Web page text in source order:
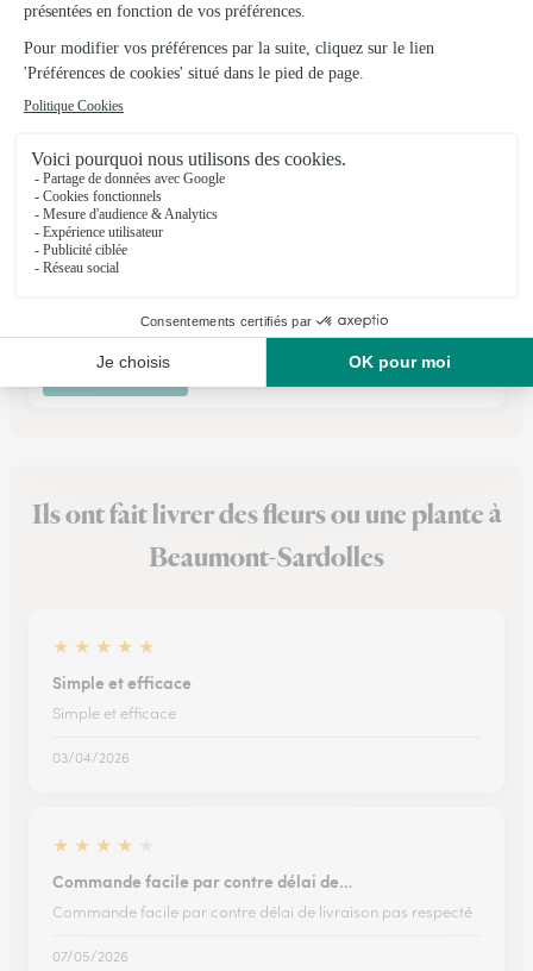
Atelier 2 Maude
2 place de la halle
Ils ont fait livrer des fleurs ou une plante à
Beaumont-Sardolles
★ ★ ★ ★ ★
Simple et efficace
Simple et efficace
03/04/2026
★ ★ ★ ★
Commande facile par contre délai de…
Commande facile par contre délai de livraison pas respecté
07/05/2026